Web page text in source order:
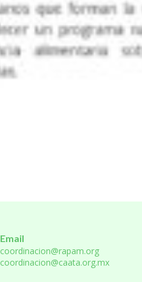
Email
coordinacion@rapam.org
coordinacion@caata.org.mx